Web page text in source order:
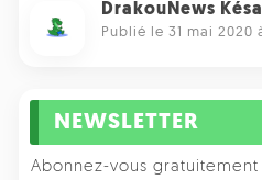
DrakouNews
Publié le 31 mai 2020
NEWSLETTER
Abonnez-vous